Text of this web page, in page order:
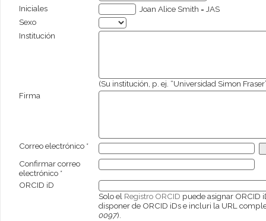
Iniciales
Joan Alice Smith = JAS
Sexo
Institución
(Su institución, p. ej. “Universidad Simon
Firma
Correo electrónico *
Confirmar correo
electrónico *
ORCID iD
Solo el Registro ORCID puede asignar ORCID
disponer de ORCID iDs e incluri la URL
0097).